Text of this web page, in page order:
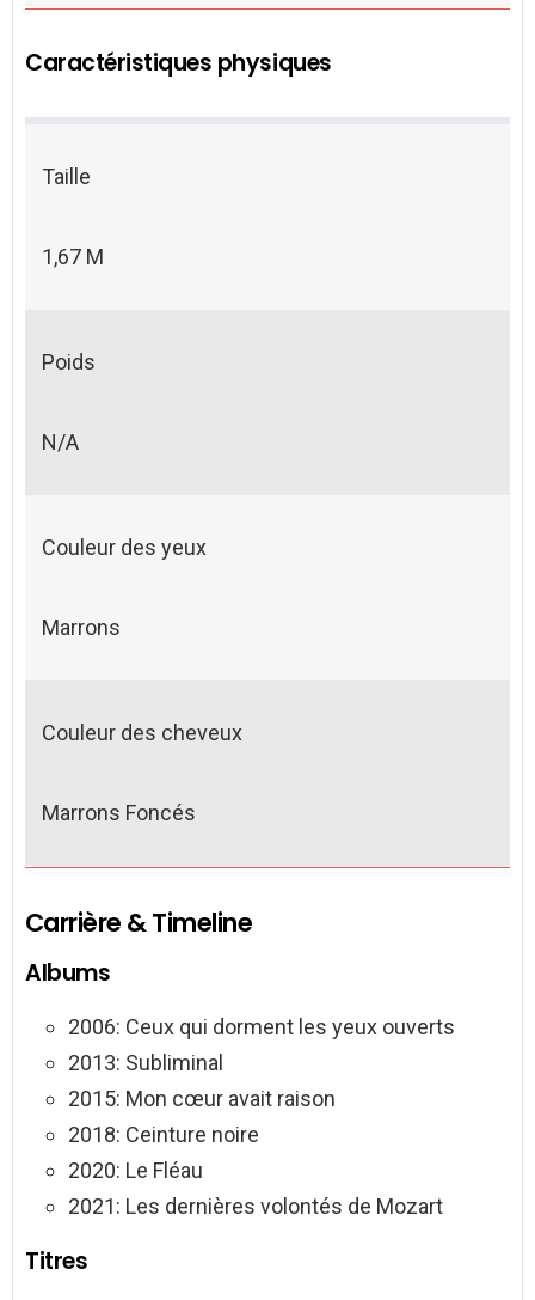
Caractéristiques physiques
Taille
1,67 M
Poids
N/A
Couleur des yeux
Marrons
Couleur des cheveux
Marrons Foncés
Carrière & Timeline
Albums
2006: Ceux qui dorment les yeux ouverts
2013: Subliminal
2015: Mon cœur avait raison
2018: Ceinture noire
2020: Le Fléau
2021: Les dernières volontés de Mozart
Titres